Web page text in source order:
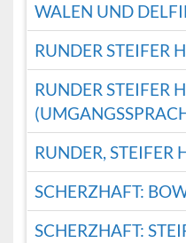
WALEN UND
RUNDER STEIFER
RUNDER STEIFER
RUNDER, STEIFER
SCHERZHAFT:
SCHERZHAFT: